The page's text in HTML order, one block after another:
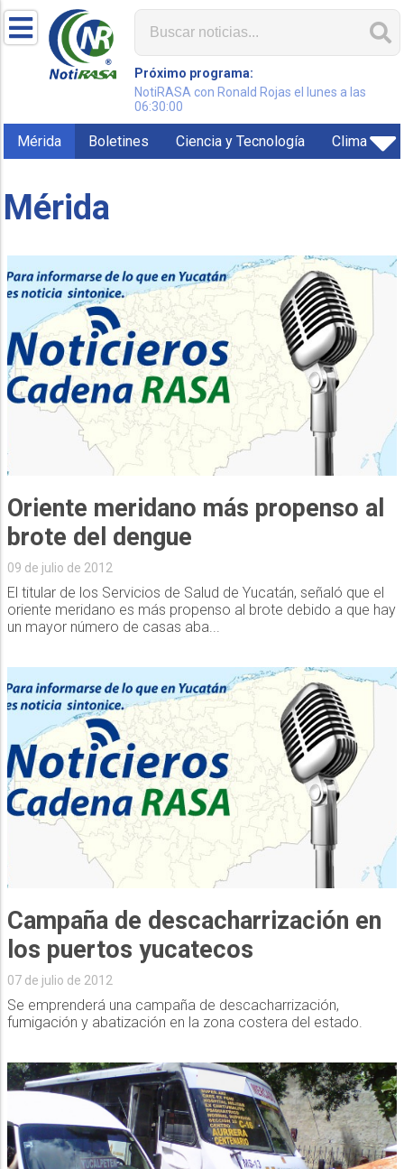
Próximo programa:
NotiRASA con Ronald Rojas el lunes a las
06:30:00
Mérida Boletines Ciencia y Tecnología Clima
Mérida
Oriente meridano más propenso al
brote del dengue
09 de julio de 2012
El titular de los Servicios de Salud de Yucatán, señaló que el
oriente meridano es más propenso al brote debido a que hay
un mayor número de casas aba...
Campaña de descacharrización en
los puertos yucatecos
07 de julio de 2012
Se emprenderá una campaña de descacharrización,
fumigación y abatización en la zona costera del estado.